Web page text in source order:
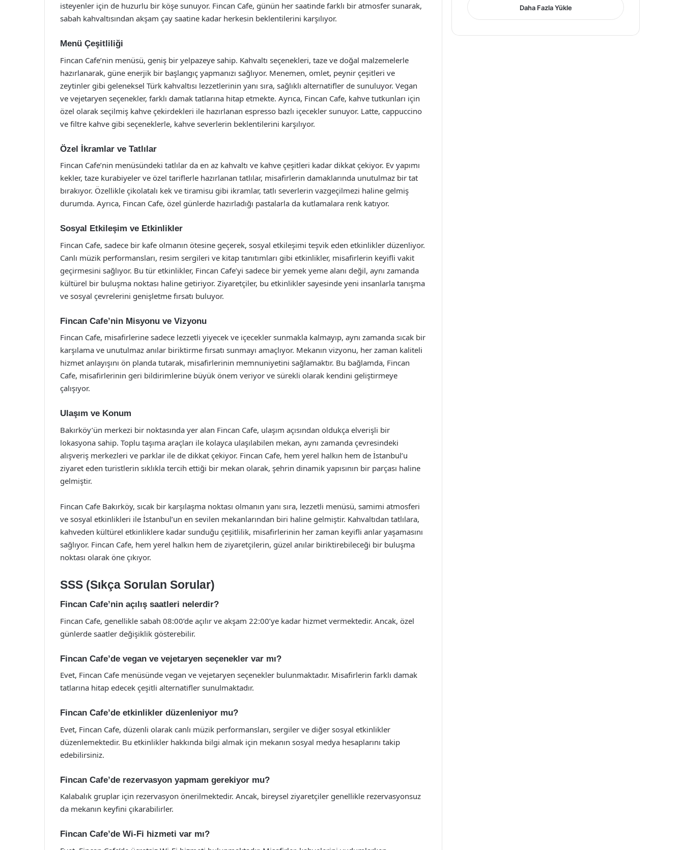
isteyenler için de huzurlu bir köşe sunuyor. Fincan Cafe, günün her saatinde farklı bir atmosfer sunarak,
sabah kahvaltısından akşam çay saatine kadar herkesin beklentilerini karşılıyor.
Menü Çeşitliliği
Fincan Cafe’nin menüsü, geniş bir yelpazeye sahip. Kahvaltı seçenekleri, taze ve doğal malzemelerle
hazırlanarak, güne enerjik bir başlangıç yapmanızı sağlıyor. Menemen, omlet, peynir çeşitleri ve
zeytinler gibi geleneksel Türk kahvaltısı lezzetlerinin yanı sıra, sağlıklı alternatifler de sunuluyor. Vegan
ve vejetaryen seçenekler, farklı damak tatlarına hitap etmekte. Ayrıca, Fincan Cafe, kahve tutkunları için
özel olarak seçilmiş kahve çekirdekleri ile hazırlanan espresso bazlı içecekler sunuyor. Latte, cappuccino
ve filtre kahve gibi seçeneklerle, kahve severlerin beklentilerini karşılıyor.
Özel İkramlar ve Tatlılar
Fincan Cafe’nin menüsündeki tatlılar da en az kahvaltı ve kahve çeşitleri kadar dikkat çekiyor. Ev yapımı
kekler, taze kurabiyeler ve özel tariflerle hazırlanan tatlılar, misafirlerin damaklarında unutulmaz bir tat
bırakıyor. Özellikle çikolatalı kek ve tiramisu gibi ikramlar, tatlı severlerin vazgeçilmezi haline gelmiş
durumda. Ayrıca, Fincan Cafe, özel günlerde hazırladığı pastalarla da kutlamalara renk katıyor.
Sosyal Etkileşim ve Etkinlikler
Fincan Cafe, sadece bir kafe olmanın ötesine geçerek, sosyal etkileşimi teşvik eden etkinlikler düzenliyor.
Canlı müzik performansları, resim sergileri ve kitap tanıtımları gibi etkinlikler, misafirlerin keyifli vakit
geçirmesini sağlıyor. Bu tür etkinlikler, Fincan Cafe’yi sadece bir yemek yeme alanı değil, aynı zamanda
kültürel bir buluşma noktası haline getiriyor. Ziyaretçiler, bu etkinlikler sayesinde yeni insanlarla tanışma
ve sosyal çevrelerini genişletme fırsatı buluyor.
Fincan Cafe’nin Misyonu ve Vizyonu
Fincan Cafe, misafirlerine sadece lezzetli yiyecek ve içecekler sunmakla kalmayıp, aynı zamanda sıcak bir
karşılama ve unutulmaz anılar biriktirme fırsatı sunmayı amaçlıyor. Mekanın vizyonu, her zaman kaliteli
hizmet anlayışını ön planda tutarak, misafirlerinin memnuniyetini sağlamaktır. Bu bağlamda, Fincan
Cafe, misafirlerinin geri bildirimlerine büyük önem veriyor ve sürekli olarak kendini geliştirmeye
çalışıyor.
Ulaşım ve Konum
Bakırköy’ün merkezi bir noktasında yer alan Fincan Cafe, ulaşım açısından oldukça elverişli bir
lokasyona sahip. Toplu taşıma araçları ile kolayca ulaşılabilen mekan, aynı zamanda çevresindeki
alışveriş merkezleri ve parklar ile de dikkat çekiyor. Fincan Cafe, hem yerel halkın hem de İstanbul’u
ziyaret eden turistlerin sıklıkla tercih ettiği bir mekan olarak, şehrin dinamik yapısının bir parçası haline
gelmiştir.
Fincan Cafe Bakırköy, sıcak bir karşılaşma noktası olmanın yanı sıra, lezzetli menüsü, samimi atmosferi
ve sosyal etkinlikleri ile İstanbul’un en sevilen mekanlarından biri haline gelmiştir. Kahvaltıdan tatlılara,
kahveden kültürel etkinliklere kadar sunduğu çeşitlilik, misafirlerinin her zaman keyifli anlar yaşamasını
sağlıyor. Fincan Cafe, hem yerel halkın hem de ziyaretçilerin, güzel anılar biriktirebileceği bir buluşma
noktası olarak öne çıkıyor.
SSS (Sıkça Sorulan Sorular)
Fincan Cafe’nin açılış saatleri nelerdir?
Fincan Cafe, genellikle sabah 08:00’de açılır ve akşam 22:00’ye kadar hizmet vermektedir. Ancak, özel
günlerde saatler değişiklik gösterebilir.
Fincan Cafe’de vegan ve vejetaryen seçenekler var mı?
Evet, Fincan Cafe menüsünde vegan ve vejetaryen seçenekler bulunmaktadır. Misafirlerin farklı damak
tatlarına hitap edecek çeşitli alternatifler sunulmaktadır.
Fincan Cafe’de etkinlikler düzenleniyor mu?
Evet, Fincan Cafe, düzenli olarak canlı müzik performansları, sergiler ve diğer sosyal etkinlikler
düzenlemektedir. Bu etkinlikler hakkında bilgi almak için mekanın sosyal medya hesaplarını takip
edebilirsiniz.
Fincan Cafe’de rezervasyon yapmam gerekiyor mu?
Kalabalık gruplar için rezervasyon önerilmektedir. Ancak, bireysel ziyaretçiler genellikle rezervasyonsuz
da mekanın keyfini çıkarabilirler.
Fincan Cafe’de Wi-Fi hizmeti var mı?
Daha Fazla Yükle